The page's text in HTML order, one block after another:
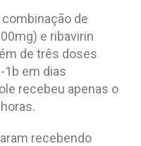
de
e ribavirin
de três doses
1b em dias
recebeu apenas o
recebendo